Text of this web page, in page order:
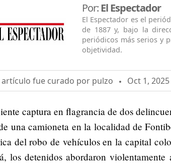
Por:El Espectador
El Espectador es el
de 1887 y, bajo la
periódicos más serios y
objetividad.
artículo fue curado por pulzo Oct 1,
captura en flagrancia de dos
una camioneta en la localidad de
del robo de vehículos en la capital
los detenidos abordaron